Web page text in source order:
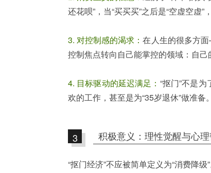
还花呗”，当“买买买”之后是“空虚空虚
3. 对控制感的渴求：在人生的很多方
控制焦点转向自己能掌控的领域：自
4. 目标驱动的延迟满足： “抠门”不是
欢的工作，甚至是为“35岁退休”做准
3 积极意义：理性觉醒与心
“抠门经济”不应被简单定义为“消费降